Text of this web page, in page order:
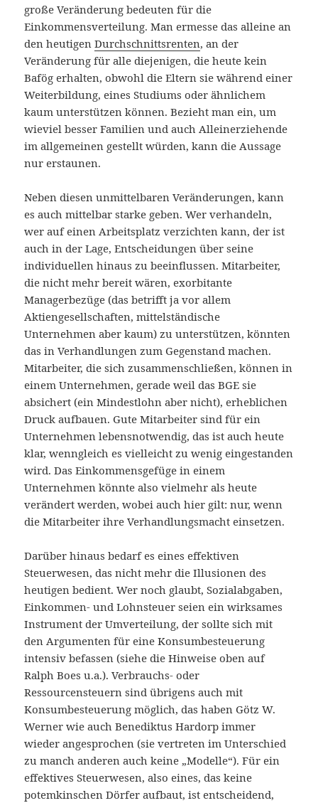
große Veränderung bedeuten für die
Einkommensverteilung. Man ermesse das alleine an
den heutigenDurchschnittsrenten, an der
Veränderung für alle diejenigen, die heute kein
Bafög erhalten, obwohl die Eltern sie während einer
Weiterbildung, eines Studiums oder ähnlichem
kaum unterstützen können. Bezieht man ein, um
wieviel besser Familien und auch Alleinerziehende
im allgemeinen gestellt würden, kann die Aussage
nur erstaunen.
Neben diesen unmittelbaren Veränderungen, kann
es auch mittelbar starke geben. Wer verhandeln,
wer auf einen Arbeitsplatz verzichten kann, der ist
auch in der Lage, Entscheidungen über seine
individuellen hinaus zu beeinflussen. Mitarbeiter,
die nicht mehr bereit wären, exorbitante
Managerbezüge (das betrifft ja vor allem
Aktiengesellschaften, mittelständische
Unternehmen aber kaum) zu unterstützen, könnten
das in Verhandlungen zum Gegenstand machen.
Mitarbeiter, die sich zusammenschließen, können in
einem Unternehmen, gerade weil das BGE sie
absichert (ein Mindestlohn aber nicht), erheblichen
Druck aufbauen. Gute Mitarbeiter sind für ein
Unternehmen lebensnotwendig, das ist auch heute
klar, wenngleich es vielleicht zu wenig eingestanden
wird. Das Einkommensgefüge in einem
Unternehmen könnte also vielmehr als heute
verändert werden, wobei auch hier gilt: nur, wenn
die Mitarbeiter ihre Verhandlungsmacht einsetzen.
Darüber hinaus bedarf es eines effektiven
Steuerwesen, das nicht mehr die Illusionen des
heutigen bedient. Wer noch glaubt, Sozialabgaben,
Einkommen- und Lohnsteuer seien ein wirksames
Instrument der Umverteilung, der sollte sich mit
den Argumenten für eine Konsumbesteuerung
intensiv befassen (siehe die Hinweise oben auf
Ralph Boes u.a.). Verbrauchs- oder
Ressourcensteuern sind übrigens auch mit
Konsumbesteuerung möglich, das haben Götz W.
Werner wie auch Benediktus Hardorp immer
wieder angesprochen (sie vertreten im Unterschied
zu manch anderen auch keine „Modelle“). Für ein
effektives Steuerwesen, also eines, das keine
potemkinschen Dörfer aufbaut, ist entscheidend,